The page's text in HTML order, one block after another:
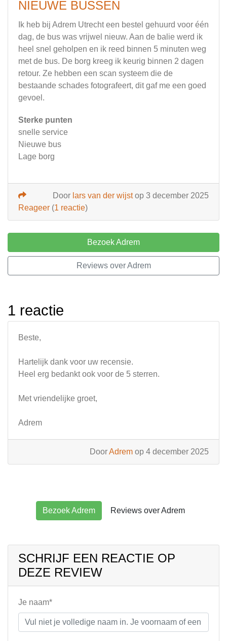
NIEUWE BUSSEN
Ik heb bij Adrem Utrecht een bestel gehuurd voor één
dag, de bus was vrijwel nieuw. Aan de balie werd ik
heel snel geholpen en ik reed binnen 5 minuten weg
met de bus. De borg kreeg ik keurig binnen 2 dagen
retour. Ze hebben een scan systeem die de
bestaande schades fotografeert, dit gaf me een goed
gevoel.
Sterke punten
snelle service
Nieuwe bus
Lage borg
Door lars van der wijstop 3 december 2025
Reageer (1 reactie)
Bezoek Adrem
Reviews over Adrem
1 reactie
Beste,
Hartelijk dank voor uw recensie.
Heel erg bedankt ook voor de 5 sterren.
Met vriendelijke groet,
Adrem
DoorAdrem op 4 december 2025
Bezoek Adrem Reviews over Adrem
SCHRIJF EEN REACTIE OP
DEZE REVIEW
Je naam*